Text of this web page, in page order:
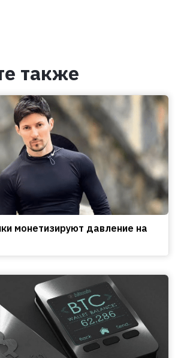
также
монетизируют давление на